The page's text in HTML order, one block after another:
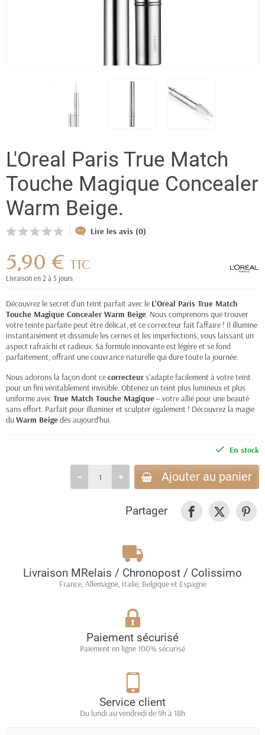
L'Oreal Paris True Match
Touche Magique Concealer
Warm Beige.
Lire les avis (0)
5,90 € TTC
Livraison en 2 à 5 jours
Découvrez le secret d'un teint parfait avec le L'Oreal Paris True Match
Touche Magique Concealer Warm Beige. Nous comprenons que trouver
votre teinte parfaite peut être délicat, et ce correcteur fait l'affaire ! Il illumine
instantanément et dissimule les cernes et les imperfections, vous laissant un
aspect rafraîchi et radieux. Sa formule innovante est légère et se fond
parfaitement, offrant une couvrance naturelle qui dure toute la journée.
Nous adorons la façon dont cecorrecteurs'adapte facilement à votre teint
pour un fini véritablement invisible. Obtenez un teint plus lumineux et plus
uniforme avecTrue Match Touche Magique– votre allié pour une beauté
sans effort. Parfait pour illuminer et sculpter également ! Découvrez la magie
duWarm Beigedès aujourd'hui.
En stock
Ajouter au panier
Partager
Livraison MRelais / Chronopost / Colissimo
France, Allemagne, Italie, Belgique et Espagne
Paiement sécurisé
Paiement en ligne 100% sécurisé
Service client
Du lundi au vendredi de 9h à 18h